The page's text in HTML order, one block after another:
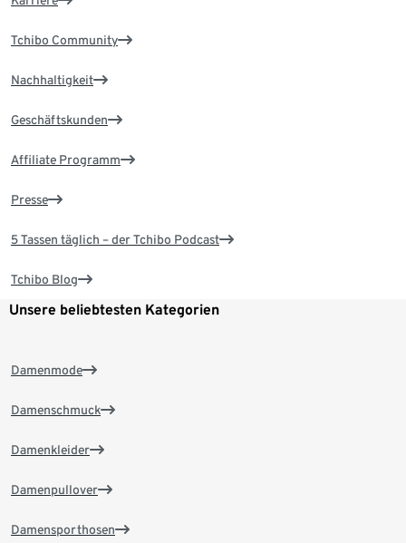
Tchibo Community
Nachhaltigkeit
Geschäftskunden
Affiliate Programm
Presse
5 Tassen täglich – der Tchibo Podcast
Tchibo Blog
Unsere beliebtesten Kategorien
Damenmode
Damenschmuck
Damenkleider
Damenpullover
Damensporthosen